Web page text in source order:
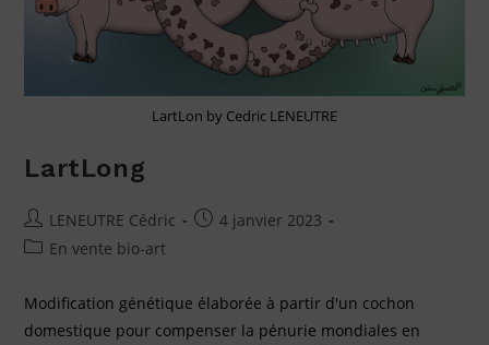
LartLon by Cedric LENEUTRE
LartLong
LENEUTRE Cédric
4 janvier 2023
En vente bio-art
Modification génétique élaborée à partir d'un cochon
domestique pour compenser la pénurie mondiales en